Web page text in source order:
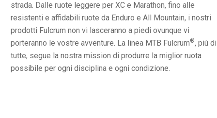
strada. Dalle ruote leggere per XC e Marathon, fino alle
resistenti e affidabili ruote da Enduro e All Mountain, i nostri
prodotti Fulcrum non vi lasceranno a piedi ovunque vi
porteranno le vostre avventure. La linea MTB Fulcrum®, più di
tutte, segue la nostra mission di produrre la miglior ruota
possibile per ogni disciplina e ogni condizione.